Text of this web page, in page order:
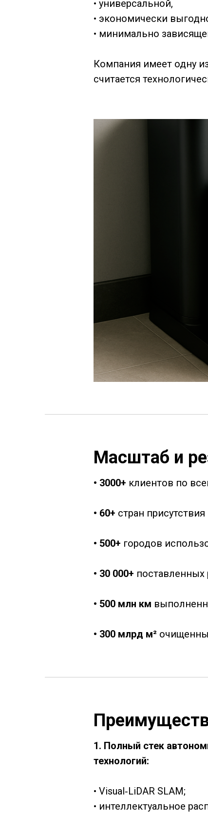
• универсальной,
• экономически
• минимально
Компания имеет одну
считается
Масштаб и
• 3000+ клиентов по
• 60+ стран присутствия
• 500+ городов
• 30 000+ поставленных
• 500 млн км
• 300 млрд м²
1. Полный стек
технологий:
• Visual‑LiDAR SLAM;
• интеллектуальное